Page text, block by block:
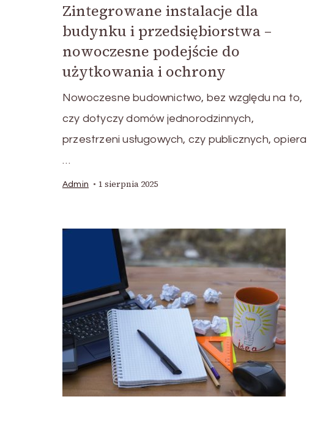
Zintegrowane instalacje dla
budynku i przedsiębiorstwa –
nowoczesne podejście do
użytkowania i ochrony
Nowoczesne budownictwo, bez względu na to,
czy dotyczy domów jednorodzinnych,
przestrzeni usługowych, czy publicznych, opiera
…
Admin 1 sierpnia 2025